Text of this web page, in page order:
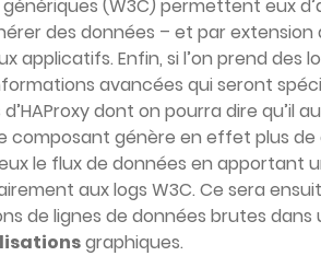
(W3C) permettent eux
des données – et par extension
Enfin, si l’on prend des
avancées qui seront
dont on pourra dire qu’il
composant génère en effet plus de
le flux de données en apportant
aux logs W3C. Ce sera
de lignes de données brutes dans
graphiques.